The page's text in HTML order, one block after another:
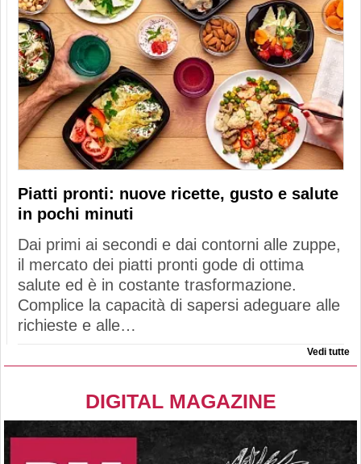
Piatti pronti: nuove ricette, gusto e salute
in pochi minuti
Dai primi ai secondi e dai contorni alle zuppe,
il mercato dei piatti pronti gode di ottima
salute ed è in costante trasformazione.
Complice la capacità di sapersi adeguare alle
richieste e alle…
Vedi tutte
DIGITAL MAGAZINE